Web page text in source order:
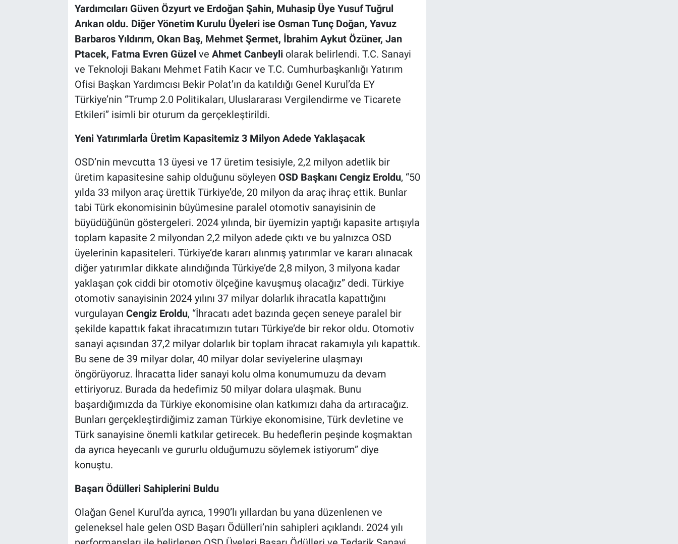
Yardımcıları Güven Özyurt ve Erdoğan Şahin, Muhasip Üye Yusuf Tuğrul
Arıkan oldu. Diğer Yönetim Kurulu Üyeleri ise Osman Tunç Doğan, Yavuz
Barbaros Yıldırım, Okan Baş, Mehmet Şermet, İbrahim Aykut Özüner, Jan
Ptacek, Fatma Evren Güzel ve Ahmet Canbeyliolarak belirlendi. T.C. Sanayi
ve Teknoloji Bakanı Mehmet Fatih Kacır ve T.C. Cumhurbaşkanlığı Yatırım
Ofisi Başkan Yardımcısı Bekir Polat’ın da katıldığı Genel Kurul’da EY
Türkiye’nin “Trump 2.0 Politikaları, Uluslararası Vergilendirme ve Ticarete
Etkileri” isimli bir oturum da gerçekleştirildi.
Yeni Yatırımlarla Üretim Kapasitemiz 3 Milyon Adede Yaklaşacak
OSD’nin mevcutta 13 üyesi ve 17 üretim tesisiyle, 2,2 milyon adetlik bir
üretim kapasitesine sahip olduğunu söyleyen OSD Başkanı Cengiz Eroldu, “50
yılda 33 milyon araç ürettik Türkiye’de, 20 milyon da araç ihraç ettik. Bunlar
tabi Türk ekonomisinin büyümesine paralel otomotiv sanayisinin de
büyüdüğünün göstergeleri. 2024 yılında, bir üyemizin yaptığı kapasite artışıyla
toplam kapasite 2 milyondan 2,2 milyon adede çıktı ve bu yalnızca OSD
üyelerinin kapasiteleri. Türkiye’de kararı alınmış yatırımlar ve kararı alınacak
diğer yatırımlar dikkate alındığında Türkiye’de 2,8 milyon, 3 milyona kadar
yaklaşan çok ciddi bir otomotiv ölçeğine kavuşmuş olacağız” dedi. Türkiye
otomotiv sanayisinin 2024 yılını 37 milyar dolarlık ihracatla kapattığını
vurgulayan Cengiz Eroldu, “İhracatı adet bazında geçen seneye paralel bir
şekilde kapattık fakat ihracatımızın tutarı Türkiye’de bir rekor oldu. Otomotiv
sanayi açısından 37,2 milyar dolarlık bir toplam ihracat rakamıyla yılı kapattık.
Bu sene de 39 milyar dolar, 40 milyar dolar seviyelerine ulaşmayı
öngörüyoruz. İhracatta lider sanayi kolu olma konumumuzu da devam
ettiriyoruz. Burada da hedefimiz 50 milyar dolara ulaşmak. Bunu
başardığımızda da Türkiye ekonomisine olan katkımızı daha da artıracağız.
Bunları gerçekleştirdiğimiz zaman Türkiye ekonomisine, Türk devletine ve
Türk sanayisine önemli katkılar getirecek. Bu hedeflerin peşinde koşmaktan
da ayrıca heyecanlı ve gururlu olduğumuzu söylemek istiyorum” diye
konuştu.
Başarı Ödülleri Sahiplerini Buldu
Olağan Genel Kurul’da ayrıca, 1990’lı yıllardan bu yana düzenlenen ve
geleneksel hale gelen OSD Başarı Ödülleri’nin sahipleri açıklandı. 2024 yılı